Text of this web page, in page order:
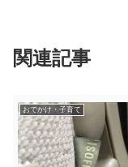
関連記事
おでかけ・子育て